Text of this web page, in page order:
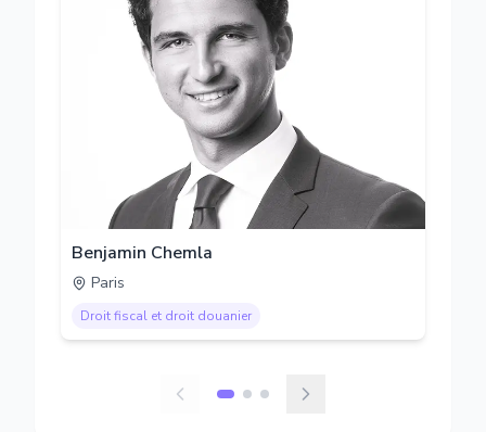
Benjamin Chemla
Paris
Droit fiscal et droit douanier